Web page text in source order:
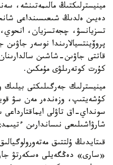
مينيسترلىكتىڭ مالىمەتىنشە،
دەيىن ەلدىڭ شىعىسىنداعى
تسزيانسۋ، چجەتسزيان،
پروۆينتسيالارىندا نوسەر
قاتتى جاۋىن-شاشىن
كۇرت كوتەرىلۋى مۇمكىن.
مينيسترلىك جەرگىلىكتى بيلىك
كۇشەيتىپ، وزەندەر مەن سۋ
سونداي-اق تاۋلى
شارۋاشىلىعى نىساندارىن
قىتايدىڭ ۇلتتىق
«سارى» دەڭگەيلى ەسكەرتۋ